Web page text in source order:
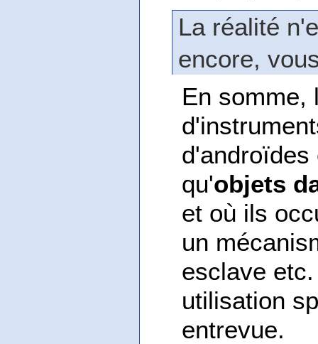
La réalité
encore,
En somme,
d'androïdes
qu'objets
et où ils
un
esclave
utilisation
entrevue.